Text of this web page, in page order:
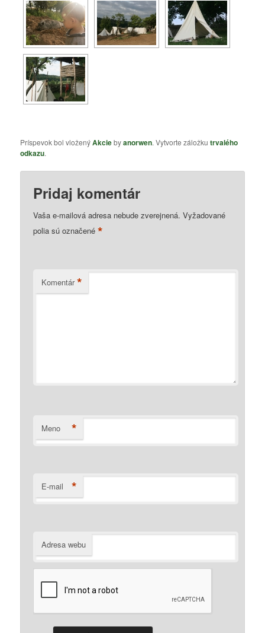
Príspevok bol vloženýAkciebyanorwen. Vytvorte záložkutrvalého
odkazu.
Pridaj komentár
Vaša e-mailová adresa nebude zverejnená. Vyžadované
polia sú označené*
Komentár *
Meno *
E-mail *
Adresa webu